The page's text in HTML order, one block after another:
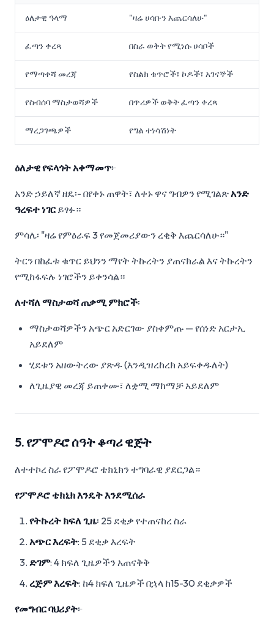
ዕለታዊ ዓላማ "ዛሬ ሀሳቡን እጨርሳለሁ"
ፈጣን ቀረጻ በስራ ወቅት የሚነሱ ሀሳቦች
የማጣቀሻ መረጃ የስልክ ቁጥሮች፣ ኮዶች፣ አገናኞች
የስብሰባ ማስታወሻዎች በጥሪዎች ወቅት ፈጣን ቀረጻ
ማረጋገጫዎች የግል ተነሳሽነት
ዕለታዊ የፍላጎት አቀማመጥ፦
አንድ ኃይለኛ ዘዴ፡- በየቀኑ ጠዋት፣ ለቀኑ ዋና ግብዎን የሚገልጽአንድ
ዓረፍተ ነገርይፃፉ።
ምሳሌ፡ "ዛሬ የምዕራፍ 3 የመጀመሪያውን ረቂቅ እጨርሳለሁ።"
ትርን በከፈቱ ቁጥር ይህንን ማየት ትኩረትን ያጠናክራል እና ትኩረትን
የሚከፋፍሉ ነገሮችን ይቀንሳል።
ለተሻለ ማስታወሻ ጠቃሚ ምክሮች፡
ማስታወሻዎችን አጭር አድርገው ያስቀምጡ — የሰነድ አርታኢ
አይደለም
ሂደቱን አዘውትረው ያጽዱ (እንዲዝረከረክ አይፍቀዱለት)
ለጊዜያዊ መረጃ ይጠቀሙ፣ ለቋሚ ማከማቻ አይደለም
5. የፖሞዶሮ ሰዓት ቆጣሪ ዊጅት
ለተተኮረ ስራ የፖሞዶሮ ቴክኒክን ተግባራዊ ያደርጋል።
የፖሞዶሮ ቴክኒክ እንዴት እንደሚሰራ
የትኩረት ክፍለ ጊዜ፡ 25 ደቂቃ የተጠናከረ ስራ
አጭር እረፍት: 5 ደቂቃ እረፍት
ድገም: 4 ክፍለ ጊዜዎችን አጠናቅቅ
ረጅም እረፍት: ከ4 ክፍለ ጊዜዎች በኋላ ከ15-30 ደቂቃዎች
የመግብር ባህሪያት፦